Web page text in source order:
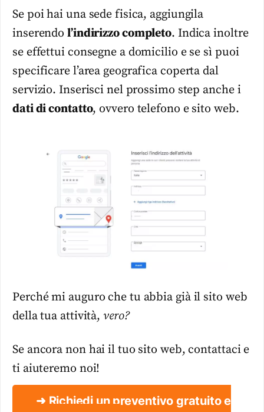
Se poi hai una sede fisica, aggiungila
inserendol’indirizzo completo. Indica inoltre
se effettui consegne a domicilio e se sì puoi
specificare l’area geografica coperta dal
servizio. Inserisci nel prossimo step anche i
dati di contatto, ovvero telefono e sito web.
Perché mi auguro che tu abbia già il sito web
della tua attività, vero?
Se ancora non hai il tuo sito web, contattaci e
ti aiuteremo noi!
➜ Richiedi un preventivo gratuito e